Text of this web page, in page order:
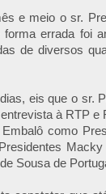
e meio o sr.
forma errada foi
de diversos
eis que o sr.
à RTP
como
Sousa de